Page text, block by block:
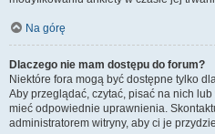
Na górę
Dlaczego nie mam dostępu do forum?
Niektóre fora mogą być dostępne tylko
Aby przeglądać, czytać, pisać na nich
mieć odpowiednie uprawnienia.
administratorem witryny, aby ci je